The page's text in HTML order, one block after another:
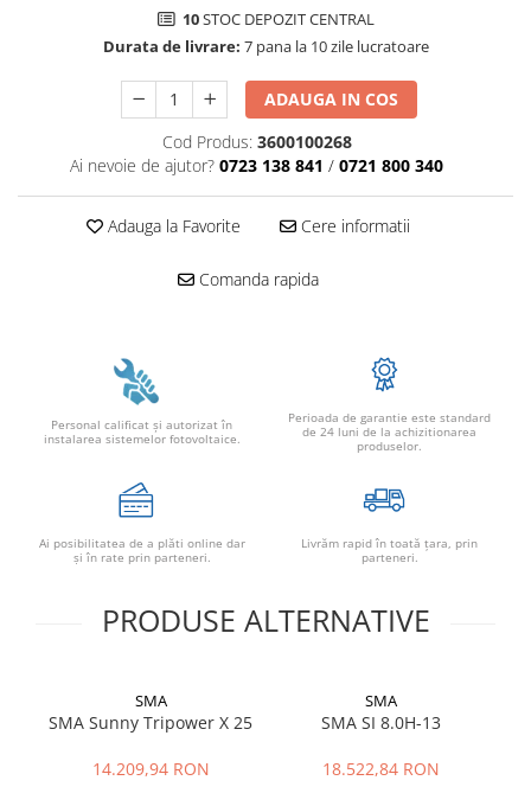
10STOC DEPOZIT CENTRAL
Durata de livrare: 7 pana la 10 zile lucratoare
ADAUGA IN COS
Cod Produs: 3600100268
Ai nevoie de ajutor? 0723 138 841 / 0721 800 340
Adauga la Favorite Cere informatii
Comanda rapida
Personal calificat şi autorizat în
instalarea sistemelor fotovoltaice.
Perioada de garantie este standard
de 24 luni de la achizitionarea
produselor.
Ai posibilitatea de a plăti online dar
şi în rate prin parteneri.
Livrăm rapid în toată țara, prin
parteneri.
PRODUSE ALTERNATIVE
SMA
SMA Sunny Tripower X 25
14.209,94 RON
SMA
SMA SI 8.0H-13
18.522,84 RON